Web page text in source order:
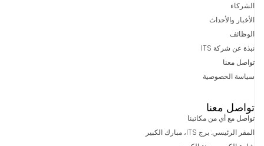
الشركاء
الأخبار والأحداث
الوظائف
نبذة عن شركة ITS
تواصل معنا
سياسة الخصوصية
تواصل معنا
تواصل مع أي من مكاتبنا
المقر الرئيسي: برج ITS، مبارك الكبير